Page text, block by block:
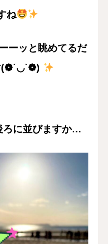
ね
ーッと眺めてるだ
(❁´◡`❁)
に並びますか…